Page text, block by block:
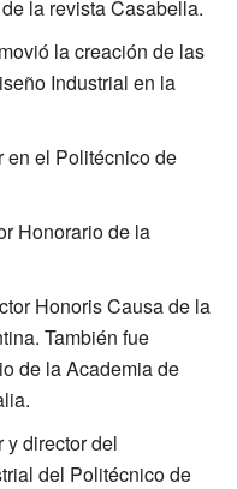
la revista Casabella.
la creación de las
Industrial en la
en el Politécnico de
Honorario de la
Honoris Causa de la
También fue
de la Academia de
y director del
del Politécnico de